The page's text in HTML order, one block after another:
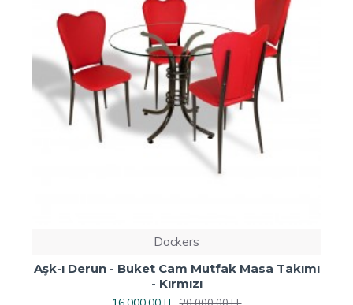
Dockers
Çipa Döküm Ayak - Play Polipropilen Masa
Takımı - 70x120 (Werzalit, Wermodin veya
Allzalit Tabla) - Afyon Mermer-Antrasit